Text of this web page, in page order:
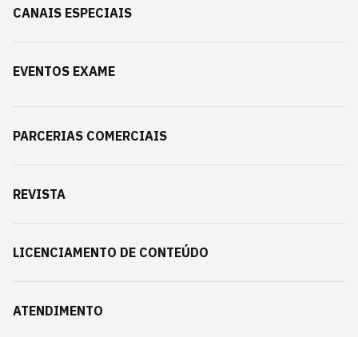
CANAIS ESPECIAIS
EVENTOS EXAME
PARCERIAS COMERCIAIS
REVISTA
LICENCIAMENTO DE CONTEÚDO
ATENDIMENTO